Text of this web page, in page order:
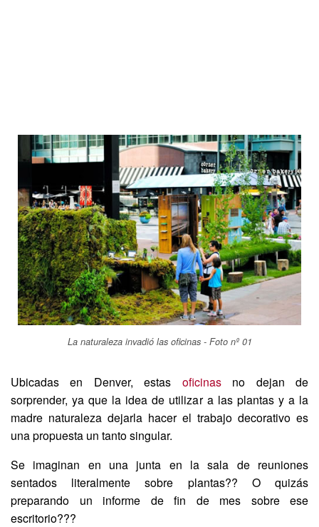
La naturaleza invadió las oficinas - Foto nº 01
Ubicadas en Denver, estas oficinasno dejan de
sorprender, ya que la idea de utilizar a las plantas y a la
madre naturaleza dejarla hacer el trabajo decorativo es
una propuesta un tanto singular.
Se imaginan en una junta en la sala de reuniones
sentados literalmente sobre plantas?? O quizás
preparando un informe de fin de mes sobre ese
escritorio???